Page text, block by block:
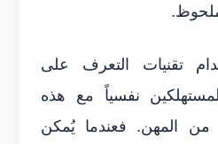
تقنيات التعرف على
نفسياً مع هذه
من المهن. فعندما يُمكن